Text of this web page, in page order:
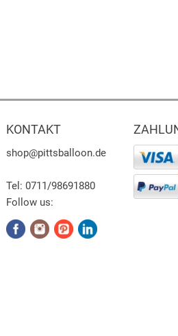
KONTAKT
shop@pittsballoon.de
Tel: 0711/98691880
Follow us: